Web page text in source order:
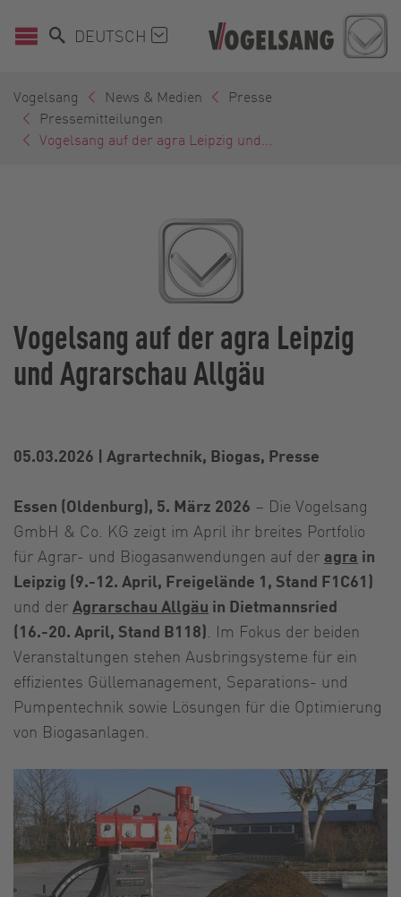
DEUTSCH
Vogelsang News & Medien
Presse
Pressemitteilungen
Vogelsang auf der agra Leipzig und...
Vogelsang auf der agra Leipzig
und Agrarschau Allgäu
05.03.2026 | Agrartechnik, Biogas, Presse
Essen (Oldenburg), 5. März 2026 – Die Vogelsang
GmbH & Co. KG zeigt im April ihr breites Portfolio
für Agrar- und Biogasanwendungen auf der agra in
Leipzig (9.-12. April, Freigelände 1, Stand F1C61)
und der Agrarschau Allgäu in Dietmannsried
(16.-20. April, Stand B118) . Im Fokus der beiden
Veranstaltungen stehen Ausbringsysteme für ein
effizientes Güllemanagement, Separations- und
Pumpentechnik sowie Lösungen für die Optimierung
von Biogasanlagen.